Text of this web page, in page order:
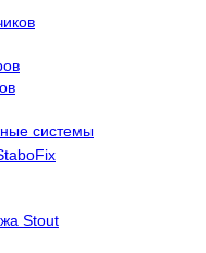
системы
Stout